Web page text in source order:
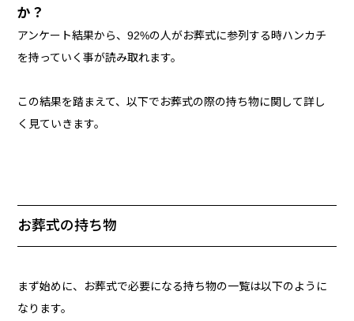
か？
アンケート結果から、92%の人がお葬式に参列する時ハンカチ
を持っていく事が読み取れます。
この結果を踏まえて、以下でお葬式の際の持ち物に関して詳し
く見ていきます。
お葬式の持ち物
まず始めに、お葬式で必要になる持ち物の一覧は以下のように
なります。